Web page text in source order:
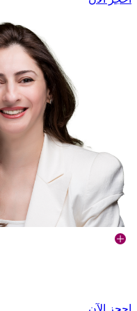
احجز الآن